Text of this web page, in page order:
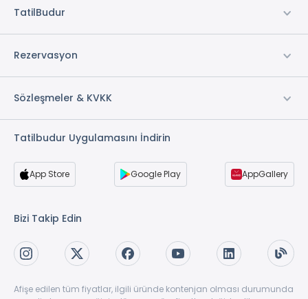
TatilBudur
Rezervasyon
Sözleşmeler & KVKK
Tatilbudur Uygulamasını İndirin
App Store Google Play AppGallery
Bizi Takip Edin
Afişe edilen tüm fiyatlar, ilgili üründe kontenjan olması durumunda